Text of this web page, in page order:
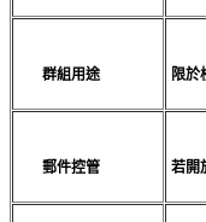
群組用途 限於
郵件控管 若開